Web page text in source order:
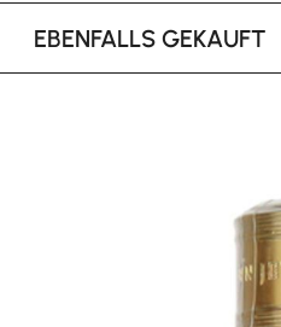
EBENFALLS GEKAUFT